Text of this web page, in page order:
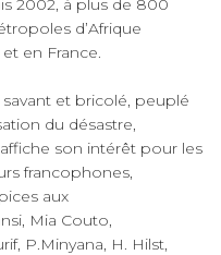
2002, à plus de 800
d’Afrique
en France.
et bricolé, peuplé
du désastre,
son intérêt pour les
francophones,
aux
Mia Couto,
P.Minyana, H. Hilst,